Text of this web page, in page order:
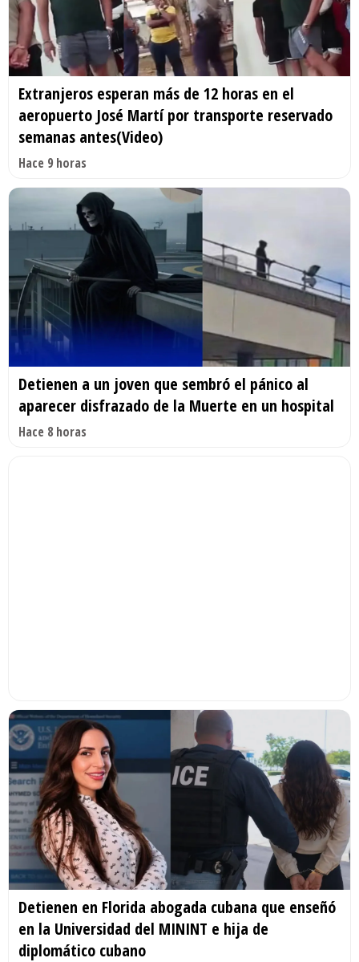
Extranjeros esperan más de 12 horas en el
aeropuerto José Martí por transporte reservado
semanas antes(Video)
Hace 9 horas
Detienen a un joven que sembró el pánico al
aparecer disfrazado de la Muerte en un hospital
Hace 8 horas
Detienen en Florida abogada cubana que enseñó
en la Universidad del MININT e hija de
diplomático cubano